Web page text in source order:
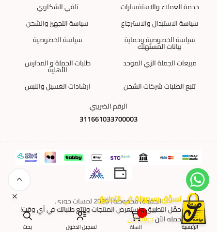
خدمة العملاء والاستفسارات
تلقي الشكاوي
سياسة الاستبدال والاسترجاع
سياسة التجهيز والشحن
سياسة الخصوصية وحماية
بيانات المستهلك
سياسة الخصوصية
مبيعات الجملة الزي الموحد
طلبات الجملة و المدارس
الأهلية
تتبع الطلبات شركات الشحن
ارشادات الغسيل واللبس
الرقم الضريبي
311661033700003
الحقوق محفوظة | 2026 لمسات جوري
الرئيسية
٠
السلة
تسجيل الدخول بحث
تسوَّق بسهولة في التطبيق
حمِّل التطبيق واستعرض المنتجات وتتبّع طلباتك في أي وقت!
حمله الآنحمله الآن